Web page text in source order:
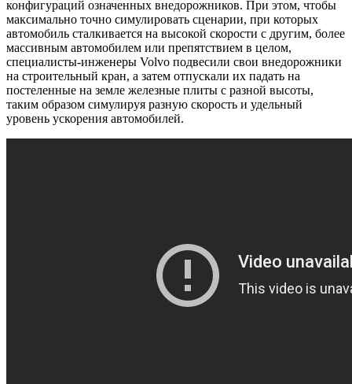
конфигураций означенных внедорожников. При этом, чтобы
максимально точно симулировать сценарии, при которых
автомобиль сталкивается на высокой скорости с другим, более
массивным автомобилем или препятствием в целом,
специалисты-инженеры Volvo подвесили свои внедорожники
на строительный кран, а затем отпускали их падать на
постеленные на земле железные плиты с разной высоты,
таким образом симулируя разную скорость и удельный
уровень ускорения автомобилей.